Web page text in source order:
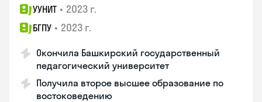
УУНИТ • 2023 г.
БГПУ • 2023 г.
Окончила Башкирский государственный
педагогический университет
Получила второе высшее образование по
востоковедению